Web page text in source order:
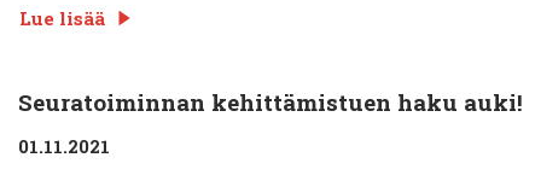
Lue lisää
Seuratoiminnan kehittämistuen haku auki!
01.11.2021